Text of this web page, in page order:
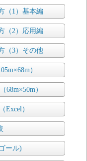
（1）基本編
（2）応用編
（3）その他
）
68m×50m）
Excel）
ール)